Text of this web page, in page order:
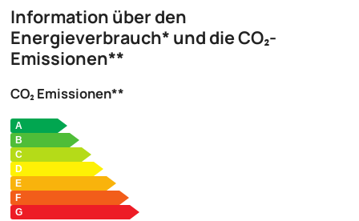
Information über den
Energieverbrauch* und die CO₂-
Emissionen**
CO₂ Emissionen**